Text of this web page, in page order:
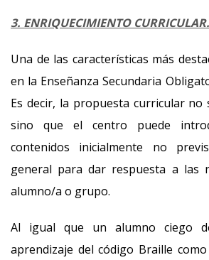
3. ENRIQUECIMIENTO CURRICULAR.
Una de las características más
en la Enseñanza Secundaria
Es decir, la propuesta curricular no
sino que el centro puede
contenidos inicialmente no
general para dar respuesta a las
alumno/a o grupo.
Al igual que un alumno ciego
aprendizaje del código Braille